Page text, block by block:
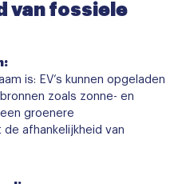
van fossiele
is: EV’s kunnen opgeladen
zoals zonne- en
groenere
afhankelijkheid van